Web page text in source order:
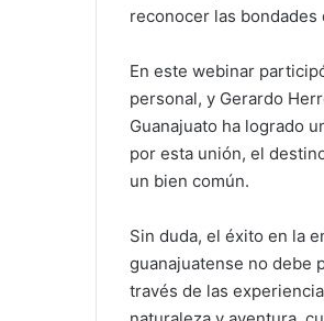
reconocer las bondades
En este webinar
personal, y Gerardo
Guanajuato ha logrado
por esta unión, el
un bien común.
Sin duda, el éxito en la
guanajuatense no debe
través de las